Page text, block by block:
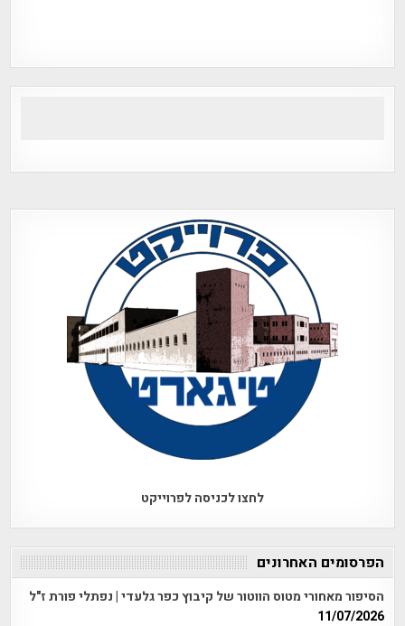
לחצו לכניסה לפרוייקט
הפרסומים האחרונים
הסיפור מאחורי מטוס הווטור של קיבוץ כפר גלעדי | נפתלי פורת ז"ל
11/07/2026